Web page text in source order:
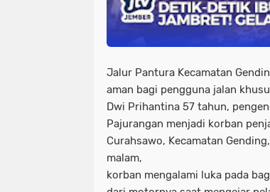
Jalur Pantura Kecamatan
aman bagi pengguna jalan
Dwi Prihantina 57 tahun,
Pajurangan menjadi korban
Curahsawo, Kecamatan
malam,
korban mengalami luka pada